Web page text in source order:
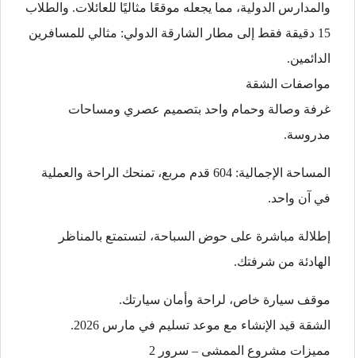
والمدارس الدولية، مما يجعله موقعًا مثاليًا للعائلات. والطلاب
15 دقيقة فقط إلى مطار الشارقة الدولي: مثالي للمسافرين
الدائمين.
مواصفات الشقة
غرفة وصالة وحمام واحد بتصميم عصري ومساحات
مدروسة.
المساحة الإجمالية: 604 قدم مربع، تمنحك الراحة والعملية
في آن واحد.
إطلالة مباشرة على حوض السباحة، لتستمتع بالمناظر
الهادئة من شرفتك.
موقف سيارة خاص، لراحة وأمان سيارتك.
الشقة قيد الإنشاء مع موعد تسليم في مارس 2026.
مميزات مشروع الممشى – سرور 2